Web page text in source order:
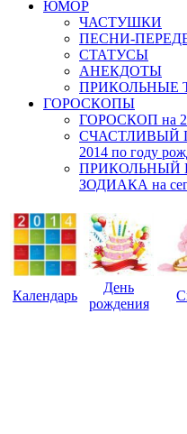
ЮМОР
ЧАСТУШКИ
ПЕСНИ-
СТАТУСЫ
АНЕКДОТЫ
ПРИКОЛЬНЫЕ
ГОРОСКОПЫ
ГОРОСКОП на
СЧАСТЛИВЫЙ
2014 по году
ПРИКОЛЬНЫЙ
ЗОДИАКА на
Календарь
День
рождения